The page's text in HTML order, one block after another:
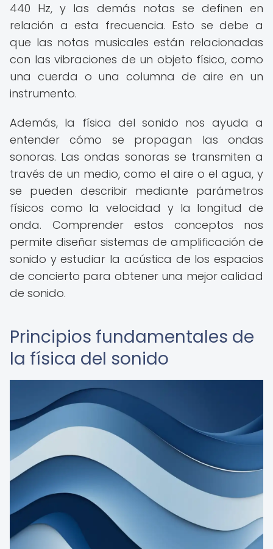
440 Hz, y las demás notas se definen en
relación a esta frecuencia. Esto se debe a
que las notas musicales están relacionadas
con las vibraciones de un objeto físico, como
una cuerda o una columna de aire en un
instrumento.
Además, la física del sonido nos ayuda a
entender cómo se propagan las ondas
sonoras. Las ondas sonoras se transmiten a
través de un medio, como el aire o el agua, y
se pueden describir mediante parámetros
físicos como la velocidad y la longitud de
onda. Comprender estos conceptos nos
permite diseñar sistemas de amplificación de
sonido y estudiar la acústica de los espacios
de concierto para obtener una mejor calidad
de sonido.
Principios fundamentales de
la física del sonido